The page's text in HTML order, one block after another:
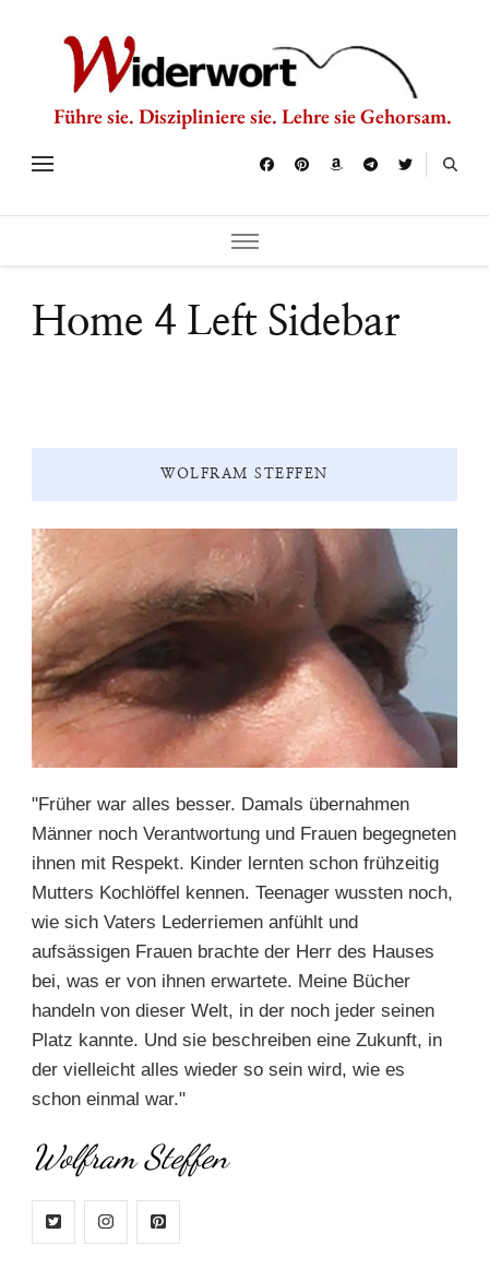
Führe sie. Diszipliniere sie. Lehre sie Gehorsam.
Home 4 Left Sidebar
WOLFRAM STEFFEN
"Früher war alles besser. Damals übernahmen
Männer noch Verantwortung und Frauen begegneten
ihnen mit Respekt. Kinder lernten schon frühzeitig
Mutters Kochlöffel kennen. Teenager wussten noch,
wie sich Vaters Lederriemen anfühlt und
aufsässigen Frauen brachte der Herr des Hauses
bei, was er von ihnen erwartete. Meine Bücher
handeln von dieser Welt, in der noch jeder seinen
Platz kannte. Und sie beschreiben eine Zukunft, in
der vielleicht alles wieder so sein wird, wie es
schon einmal war."
Wolfram Steffen